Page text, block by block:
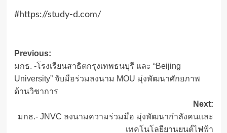
#https://study-d.com/
Post
navigation
Previous:
มกธ. -โรงเรียนสาธิตกรุงเทพธนบุรี และ “Beijing
University” จับมือร่วมลงนาม MOU มุ่งพัฒนาศักยภาพ
ด้านวิชาการ
Next:
มกธ.- JNVC ลงนามความร่วมมือ มุ่งพัฒนากำลังคนและ
เทคโนโลยียานยนต์ไฟฟ้า